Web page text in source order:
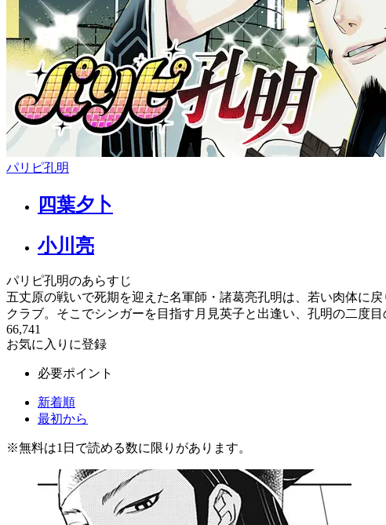
パリピ孔明
四葉夕卜
小川亮
パリピ孔明のあらすじ
五丈原の戦いで死期を迎えた名軍師・諸葛亮孔明は、若い肉体に
クラブ。そこでシンガーを目指す月見英子と出逢い、孔明の二度
66,741
お気に入りに登録
必要ポイント
新着順
最初から
※無料は1日で読める数に限りがあります。